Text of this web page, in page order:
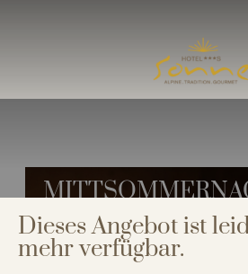
Hotel Sonne
Zimmer & Preise
Preise
Angebote
Inklusivleistungen
Neue Residence
Gut zu wissen
ANGEBOT -10%
Dieses Angebot ist
mehr verfügbar.